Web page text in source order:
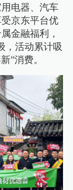
电器、汽车
京东平台优
金融福利，
，活动累计吸
”消费。